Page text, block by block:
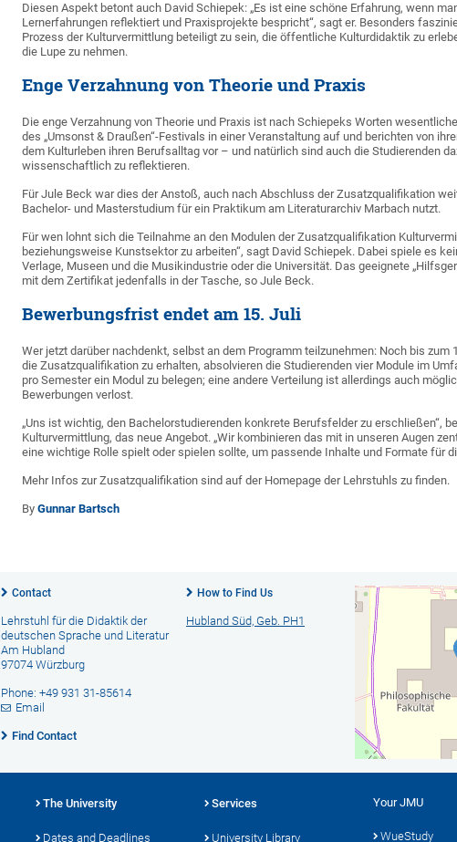
Diesen Aspekt betont auch David Schiepek: „Es ist eine schöne Erfahrung, wenn
Lernerfahrungen reflektiert und Praxisprojekte bespricht“, sagt er. Besonders
Prozess der Kulturvermittlung beteiligt zu sein, die öffentliche Kulturdidaktik zu
die Lupe zu nehmen.
Enge Verzahnung von Theorie und Praxis
Die enge Verzahnung von Theorie und Praxis ist nach Schiepeks Worten
des „Umsonst & Draußen“-Festivals in einer Veranstaltung auf und berichten von
dem Kulturleben ihren Berufsalltag vor – und natürlich sind auch die Studierenden
wissenschaftlich zu reflektieren.
Für Jule Beck war dies der Anstoß, auch nach Abschluss der Zusatzqualifikation
Bachelor- und Masterstudium für ein Praktikum am Literaturarchiv Marbach nutzt.
Für wen lohnt sich die Teilnahme an den Modulen der Zusatzqualifikation
beziehungsweise Kunstsektor zu arbeiten“, sagt David Schiepek. Dabei spiele es
Verlage, Museen und die Musikindustrie oder die Universität. Das geeignete
mit dem Zertifikat jedenfalls in der Tasche, so Jule Beck.
Bewerbungsfrist endet am 15. Juli
Wer jetzt darüber nachdenkt, selbst an dem Programm teilzunehmen: Noch bis
die Zusatzqualifikation zu erhalten, absolvieren die Studierenden vier Module im
pro Semester ein Modul zu belegen; eine andere Verteilung ist allerdings auch
Bewerbungen verlost.
„Uns ist wichtig, den Bachelorstudierenden konkrete Berufsfelder zu erschließen“,
Kulturvermittlung, das neue Angebot. „Wir kombinieren das mit in unseren Augen
eine wichtige Rolle spielt oder spielen sollte, um passende Inhalte und Formate für
Mehr Infos zur Zusatzqualifikation sind auf der Homepage der Lehrstuhls zu finden.
ByGunnar Bartsch
Contact
Lehrstuhl für die Didaktik der
deutschen Sprache und Literatur
Am Hubland
97074 Würzburg
Phone: +49 931 31-85614
Email
Find Contact
How to Find Us
Hubland Süd, Geb. PH1
The University
Dates and Deadlines
Services
University Library
Your JMU
WueStudy